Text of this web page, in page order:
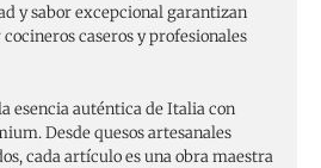
y sabor excepcional garantizan
caseros y profesionales
esencia auténtica de Italia con
Desde quesos artesanales
cada artículo es una obra maestra